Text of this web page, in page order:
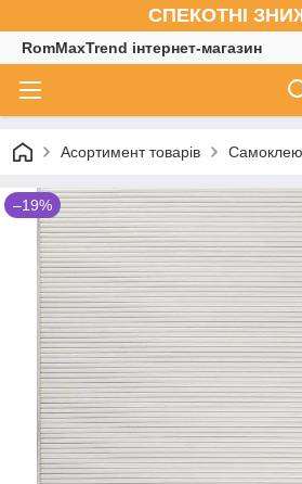
СПЕКОТНІ
RomMaxTrend інтернет-магазин
Асортимент товарів
–19%